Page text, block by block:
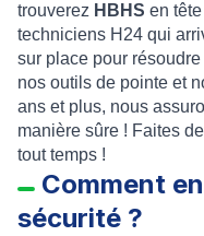
trouverez HBHS en
techniciens H24 qui
sur place pour
nos outils de pointe et
ans et plus, nous
manière sûre ! Faites de
tout temps !
Comment
sécurité ?